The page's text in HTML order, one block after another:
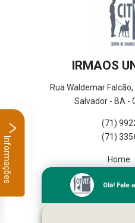
IRMAOS
Rua Waldemar
Salvador - BA -
(71)
(71)
Home
Missão
Olá! Fale
Informações